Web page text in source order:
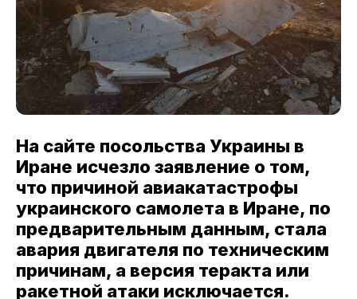
На сайте посольства Украины в
Иране исчезло заявление о том,
что причиной авиакатастрофы
украинского самолета в Иране, по
предварительным данным, стала
авария двигателя по техническим
причинам, а версия теракта или
ракетной атаки исключается.